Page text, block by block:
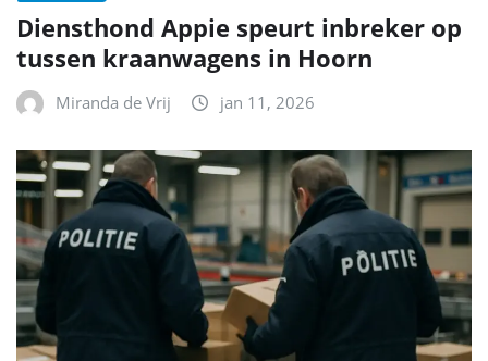
Diensthond Appie speurt inbreker op
tussen kraanwagens in Hoorn
Miranda de Vrij jan 11, 2026